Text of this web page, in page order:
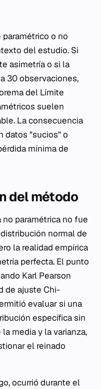
o no
del estudio. Si
asimetría o si la
30 observaciones,
del Límite
suelen
La consecuencia
datos "sucios" o
mínima de
del método
paramétrica no fue
normal de
la realidad empírica
perfecta. El punto
Karl Pearson
de ajuste Chi-
evaluar si una
específica sin
media y la varianza,
el reinado
ocurrió durante el